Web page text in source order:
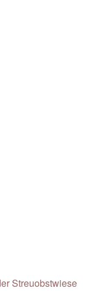
Streuobstwiese